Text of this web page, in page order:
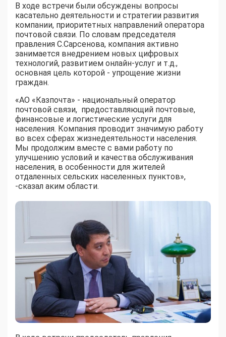
В ходе встречи были обсуждены вопросы
касательно деятельности и стратегии развития
компании, приоритетных направлений оператора
почтовой связи. По словам председателя
правления С.Сарсенова, компания активно
занимается внедрением новых цифровых
технологий, развитием онлайн-услуг и т.д.,
основная цель которой - упрощение жизни
граждан.
«АО «Казпочта» - национальный оператор
почтовой связи, предоставляющий почтовые,
финансовые и логистические услуги для
населения. Компания проводит значимую работу
во всех сферах жизнедеятельности населения.
Мы продолжим вместе с вами работу по
улучшению условий и качества обслуживания
населения, в особенности для жителей
отдаленных сельских населенных пунктов»,
-сказал аким области.